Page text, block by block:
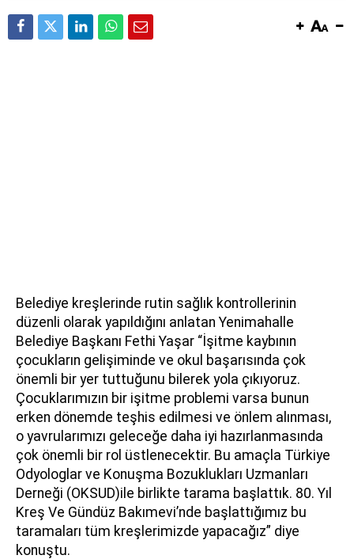
Belediye kreşlerinde rutin sağlık kontrollerinin
düzenli olarak yapıldığını anlatan Yenimahalle
Belediye Başkanı Fethi Yaşar “İşitme kaybının
çocukların gelişiminde ve okul başarısında çok
önemli bir yer tuttuğunu bilerek yola çıkıyoruz.
Çocuklarımızın bir işitme problemi varsa bunun
erken dönemde teşhis edilmesi ve önlem alınması,
o yavrularımızı geleceğe daha iyi hazırlanmasında
çok önemli bir rol üstlenecektir. Bu amaçla Türkiye
Odyologlar ve Konuşma Bozuklukları Uzmanları
Derneği (OKSUD)ile birlikte tarama başlattık. 80. Yıl
Kreş Ve Gündüz Bakımevi’nde başlattığımız bu
taramaları tüm kreşlerimizde yapacağız” diye
konuştu.